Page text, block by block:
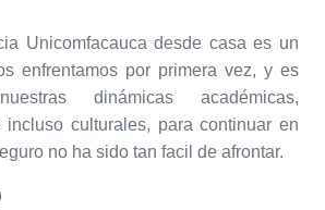
Unicomfacauca desde casa es un
enfrentamos por primera vez, y es
dinámicas académicas,
incluso culturales, para continuar en
no ha sido tan facil de afrontar.